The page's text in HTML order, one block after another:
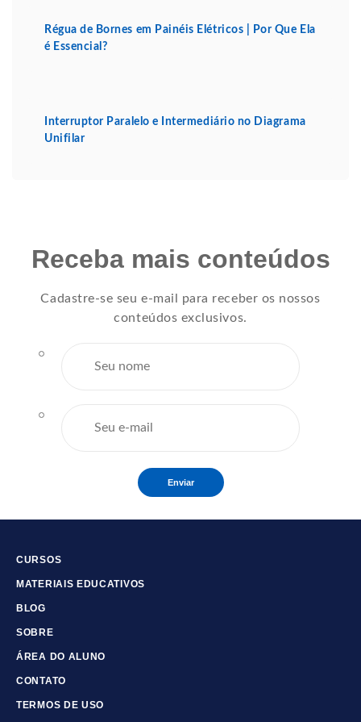
Régua de Bornes em Painéis Elétricos | Por Que Ela
é Essencial?
Interruptor Paralelo e Intermediário no Diagrama
Unifilar
Receba mais conteúdos
Cadastre-se seu e-mail para receber os nossos
conteúdos exclusivos.
Enviar
CURSOS
MATERIAIS EDUCATIVOS
BLOG
SOBRE
ÁREA DO ALUNO
CONTATO
TERMOS DE USO